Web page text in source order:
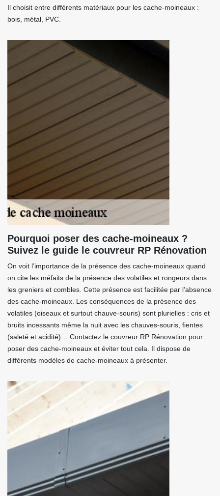
Il choisit entre différents matériaux pour les cache-moineaux :
bois, métal, PVC.
Pourquoi poser des cache-moineaux ?
Suivez le guide le couvreur RP Rénovation
On voit l’importance de la présence des cache-moineaux quand
on cite les méfaits de la présence des volatiles et rongeurs dans
les greniers et combles. Cette présence est facilitée par l’absence
des cache-moineaux. Les conséquences de la présence des
volatiles (oiseaux et surtout chauve-souris) sont plurielles : cris et
bruits incessants même la nuit avec les chauves-souris, fientes
(saleté et acidité)… Contactez le couvreur RP Rénovation pour
poser des cache-moineaux et éviter tout cela. Il dispose de
différents modèles de cache-moineaux à présenter.